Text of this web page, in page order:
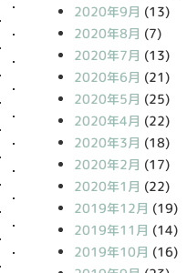
2020年9月 (13)
2020年8月 (7)
2020年7月 (13)
2020年6月 (21)
2020年5月 (25)
2020年4月 (22)
2020年3月 (18)
2020年2月 (17)
2020年1月 (22)
2019年12月 (19)
2019年11月 (14)
2019年10月 (16)